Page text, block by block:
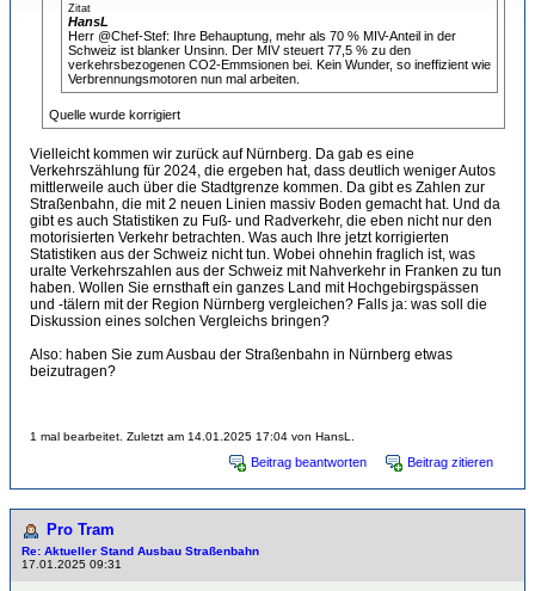
Zitat
HansL
Herr @Chef-Stef: Ihre Behauptung, mehr als 70 % MIV-Anteil in der
Schweiz ist blanker Unsinn. Der MIV steuert 77,5 % zu den
verkehrsbezogenen CO2-Emmsionen bei. Kein Wunder, so ineffizient wie
Verbrennungsmotoren nun mal arbeiten.
Quelle wurde korrigiert
Vielleicht kommen wir zurück auf Nürnberg. Da gab es eine
Verkehrszählung für 2024, die ergeben hat, dass deutlich weniger Autos
mittlerweile auch über die Stadtgrenze kommen. Da gibt es Zahlen zur
Straßenbahn, die mit 2 neuen Linien massiv Boden gemacht hat. Und da
gibt es auch Statistiken zu Fuß- und Radverkehr, die eben nicht nur den
motorisierten Verkehr betrachten. Was auch Ihre jetzt korrigierten
Statistiken aus der Schweiz nicht tun. Wobei ohnehin fraglich ist, was
uralte Verkehrszahlen aus der Schweiz mit Nahverkehr in Franken zu tun
haben. Wollen Sie ernsthaft ein ganzes Land mit Hochgebirgspässen
und -tälern mit der Region Nürnberg vergleichen? Falls ja: was soll die
Diskussion eines solchen Vergleichs bringen?
Also: haben Sie zum Ausbau der Straßenbahn in Nürnberg etwas
beizutragen?
1 mal bearbeitet. Zuletzt am 14.01.2025 17:04 von HansL.
Beitrag beantworten Beitrag zitieren
Pro Tram
Re: Aktueller Stand Ausbau Straßenbahn
17.01.2025 09:31